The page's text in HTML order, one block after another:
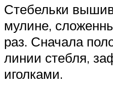
Стебельки
мулине,
раз. Сначала
линии стебля,
иголками.